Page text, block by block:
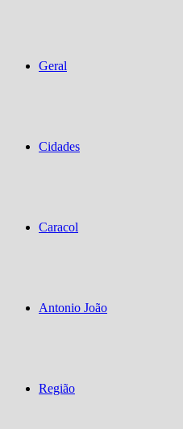
Geral
Cidades
Caracol
Antonio João
Região